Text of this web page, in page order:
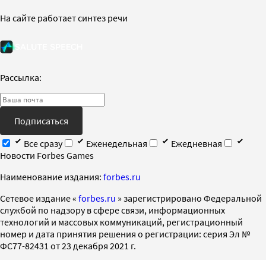
На сайте работает синтез речи
Рассылка:
Подписаться
Все сразу
Еженедельная
Ежедневная
Новости Forbes Games
Наименование издания: forbes.ru
Cетевое издание « forbes.ru » зарегистрировано Федеральной
службой по надзору в сфере связи, информационных
технологий и массовых коммуникаций, регистрационный
номер и дата принятия решения о регистрации: серия Эл №
ФС77-82431 от 23 декабря 2021 г.